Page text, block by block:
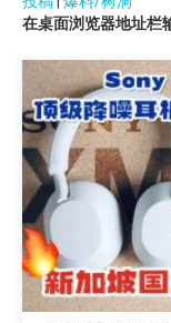
在桌面浏览器地址栏